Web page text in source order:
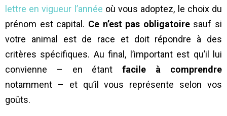
lettre en vigueur l’année où vous adoptez, le choix du
prénom est capital. Ce n’est pas obligatoiresauf si
votre animal est de race et doit répondre à des
critères spécifiques. Au final, l’important est qu’il lui
convienne – en étantfacile à comprendre
notamment – et qu’il vous représente selon vos
goûts.